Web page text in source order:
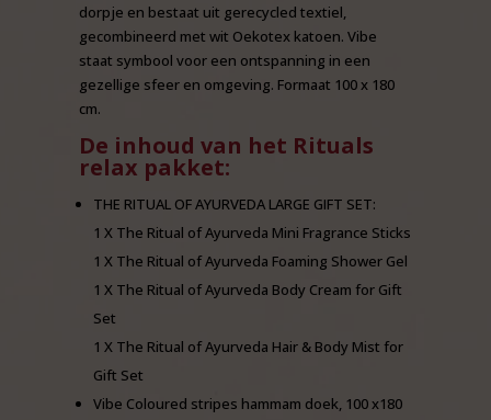
dorpje en bestaat uit gerecycled textiel,
gecombineerd met wit Oekotex katoen. Vibe
staat symbool voor een ontspanning in een
gezellige sfeer en omgeving. Formaat 100 x 180
cm.
De inhoud van het Rituals
relax pakket:
THE RITUAL OF AYURVEDA LARGE GIFT SET:
1 X The Ritual of Ayurveda Mini Fragrance Sticks
1 X The Ritual of Ayurveda Foaming Shower Gel
1 X The Ritual of Ayurveda Body Cream for Gift
Set
1 X The Ritual of Ayurveda Hair & Body Mist for
Gift Set
Vibe Coloured stripes hammam doek, 100 x180